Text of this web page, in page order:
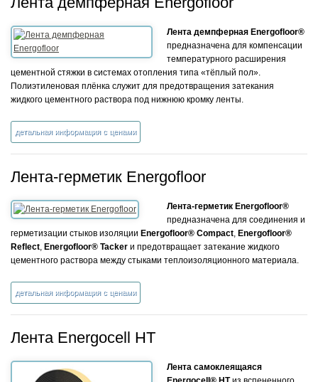
Лента демпферная Energofloor®
предназначена для компенсации
температурного расширения
цементной стяжки в системах отопления типа «тёплый пол».
Полиэтиленовая плёнка служит для предотвращения затекания
жидкого цементного раствора под нижнюю кромку ленты.
детальная информация с ценами
Лента-герметик Energofloor
Лента-герметик Energofloor®
предназначена для соединения и
герметизации стыков изоляции Energofloor® Compact, Energofloor®
Reflect, Energofloor® Tacker и предотвращает затекание жидкого
цементного раствора между стыками теплоизоляционного материала.
детальная информация с ценами
Лента Energocell HT
Лента самоклеящаяся